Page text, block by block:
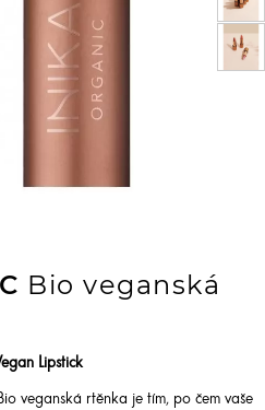
Bio veganská
Lipstick
veganská rtěnka je tím, po čem vaše